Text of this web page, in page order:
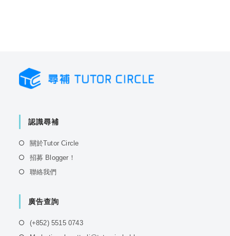
認識尋補
關於Tutor CircleOpens
招募 Blogger！
聯絡我們
new
廣告查詢
(+852) 5515 0743Opens